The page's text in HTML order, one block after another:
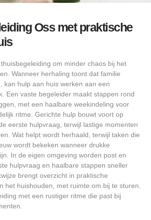
Oss met praktische
om minder chaos bij het
Wanneer herhaling toont dat familie
kan hulp aan huis werken aan een
Een vaste begeleider maakt stappen rond
met een haalbare weekindeling voor
ritme. Gerichte hulp bouwt voort op
eerste hulpvraag, terwijl lastige momenten
Wat helpt wordt herhaald, terwijl taken die
wordt bekeken wanneer drukke
In de eigen omgeving worden post en
hulpvraag en haalbare stappen sneller
brengt overzicht in praktische
het huishouden, met ruimte om bij te sturen.
met een rustiger ritme die past bij